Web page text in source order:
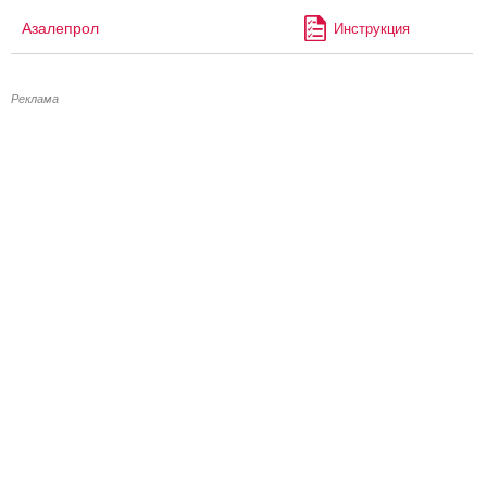
Азалепрол Инструкция
Реклама